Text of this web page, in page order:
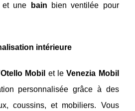
et une
bain bien ventilée pour
intérieure
Otello Mobil et leVenezia Mobil
personnalisée grâce à des
coussins, et mobiliers. Vous